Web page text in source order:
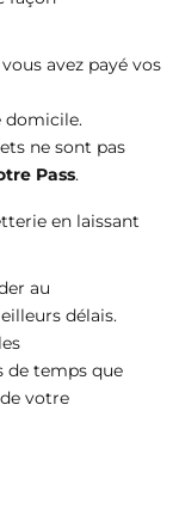
avez payé vos
domicile.
ne sont pas
Pass.
en laissant
au
délais.
de temps que
votre